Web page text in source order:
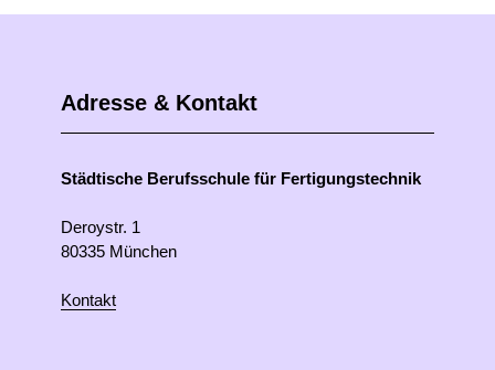
Adresse & Kontakt
Städtische Berufsschule für Fertigungstechnik
Deroystr. 1
80335 München
Kontakt